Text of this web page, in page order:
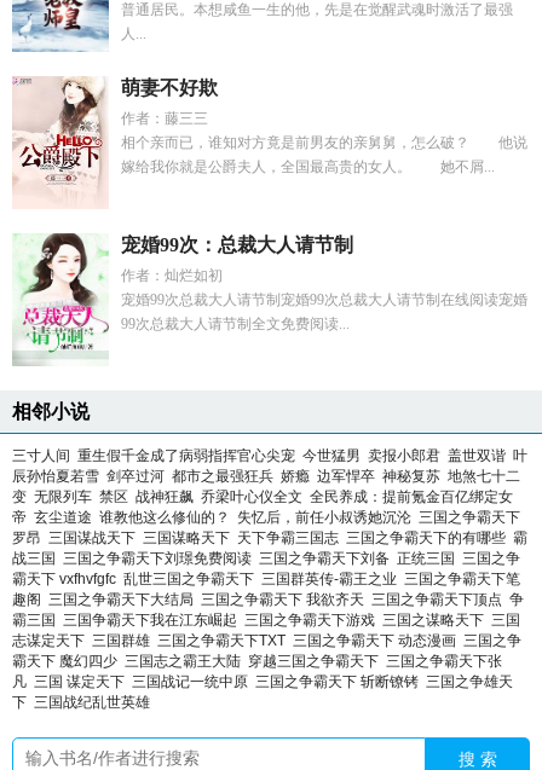
普通居民。本想咸鱼一生的他，先是在觉醒武魂时激活了最强
人...
萌妻不好欺
作者：藤三三
相个亲而已，谁知对方竟是前男友的亲舅舅，怎么破？ 他说
嫁给我你就是公爵夫人，全国最高贵的女人。 她不屑...
宠婚99次：总裁大人请节制
作者：灿烂如初
宠婚99次总裁大人请节制宠婚99次总裁大人请节制在线阅读宠婚
99次总裁大人请节制全文免费阅读...
相邻小说
三寸人间 重生假千金成了病弱指挥官心尖宠 今世猛男 卖报小郎君 盖世双谐 叶
辰孙怡夏若雪 剑卒过河 都市之最强狂兵 娇瘾 边军悍卒 神秘复苏 地煞七十二
变 无限列车 禁区 战神狂飙 乔梁叶心仪全文 全民养成：提前氪金百亿绑定女
帝 玄尘道途 谁教他这么修仙的？ 失忆后，前任小叔诱她沉沦 三国之争霸天下
罗昂 三国谋战天下 三国谋略天下 天下争霸三国志 三国之争霸天下的有哪些 霸
战三国 三国之争霸天下刘璟免费阅读 三国之争霸天下刘备 正统三国 三国之争
霸天下 vxfhvfgfc 乱世三国之争霸天下 三国群英传-霸王之业 三国之争霸天下笔
趣阁 三国之争霸天下大结局 三国之争霸天下 我欲齐天 三国之争霸天下顶点 争
霸三国 三国争霸天下我在江东崛起 三国之争霸天下游戏 三国之谋略天下 三国
志谋定天下 三国群雄 三国之争霸天下TXT 三国之争霸天下 动态漫画 三国之争
霸天下 魔幻四少 三国志之霸王大陆 穿越三国之争霸天下 三国之争霸天下张
凡 三国 谋定天下 三国战记一统中原 三国之争霸天下 斩断镣铐 三国之争雄天
下 三国战纪乱世英雄
搜 索